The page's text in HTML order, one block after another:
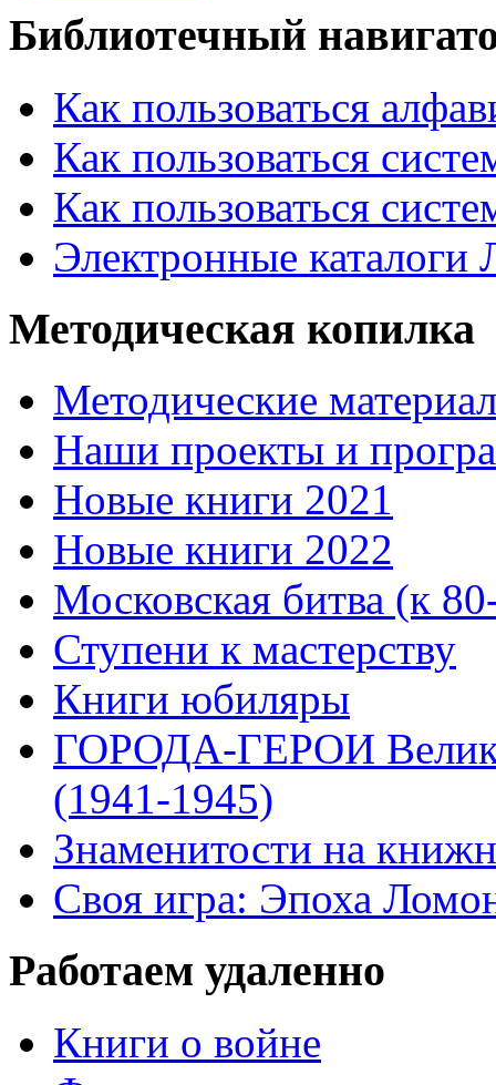
Библиотечный
Как пользоваться
Как пользоваться
Как пользоваться
Электронные
Методическая копилка
Методические
Наши проекты и
Новые книги 2021
Новые книги 2022
Московская битва (к
Ступени к мастерству
Книги юбиляры
ГОРОДА-ГЕРОИ
(1941-1945)
Знаменитости на
Своя игра: Эпоха
Работаем удаленно
Книги о войне